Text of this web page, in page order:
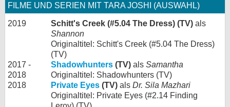
FILME UND SERIEN MIT TARA JOSHI (AUSWAHL)
2019 Schitt's Creek (#5.04 The Dress) (TV) als
Shannon
Originaltitel: Schitt's Creek (#5.04 The Dress)
(TV)
2017 -
2018
Shadowhunters (TV) als Samantha
Originaltitel: Shadowhunters (TV)
2018
Private Eyes (TV) als Dr. Sila Mazhari
Originaltitel: Private Eyes (#2.14 Finding